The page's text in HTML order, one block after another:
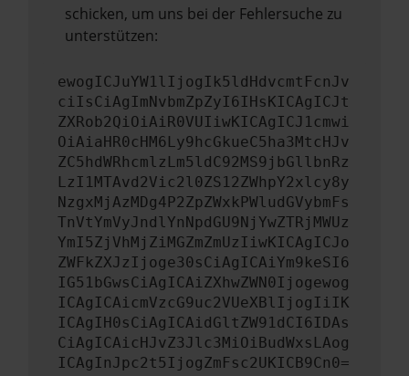
schicken, um uns bei der Fehlersuche zu
unterstützen:
ewogICJuYW1lIjogIk5ldHdvcmtFcnJv
ciIsCiAgImNvbmZpZyI6IHsKICAgICJt
ZXRob2QiOiAiR0VUIiwKICAgICJ1cmwi
OiAiaHR0cHM6Ly9hcGkueC5ha3MtcHJv
ZC5hdWRhcmlzLm5ldC92MS9jbGllbnRz
LzI1MTAvd2Vic2l0ZS12ZWhpY2xlcy8y
NzgxMjAzMDg4P2ZpZWxkPWludGVybmFs
TnVtYmVyJndlYnNpdGU9NjYwZTRjMWUz
YmI5ZjVhMjZiMGZmZmUzIiwKICAgICJo
ZWFkZXJzIjoge30sCiAgICAiYm9keSI6
IG51bGwsCiAgICAiZXhwZWN0Ijogewog
ICAgICAicmVzcG9uc2VUeXBlIjogIiIK
ICAgIH0sCiAgICAidGltZW91dCI6IDAs
CiAgICAicHJvZ3Jlc3MiOiBudWxsLAog
ICAgInJpc2t5IjogZmFsc2UKICB9Cn0=